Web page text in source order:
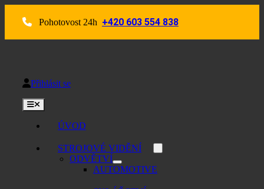
Pohotovost 24h +420 603 554 838
Přihlásit se
Toggle
ÚVOD
STROJOVÉ VIDĚNÍ
ODVĚTVÍ
AUTOMOTIVE